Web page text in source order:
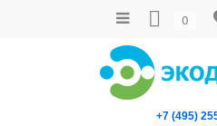
0
+7 (495)